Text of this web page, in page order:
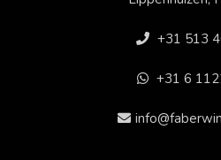
+31 513
+31 6